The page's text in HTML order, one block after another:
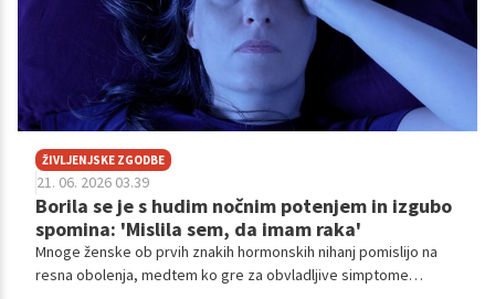
ŽIVLJENJSKE ZGODBE
21. 06. 2026 03.39
Borila se je s hudim nočnim potenjem in izgubo
spomina: 'Mislila sem, da imam raka'
Mnoge ženske ob prvih znakih hormonskih nihanj pomislijo na
resna obolenja, medtem ko gre za obvladljive simptome